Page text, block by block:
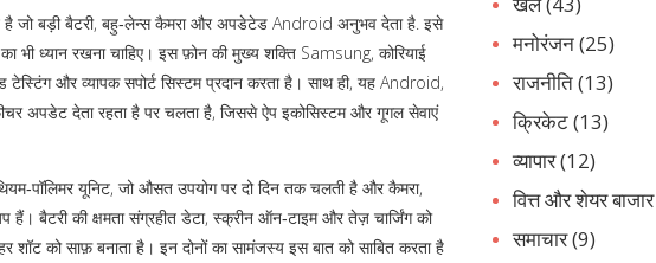
है जो बड़ी बैटरी, बहु‑लेन्स कैमरा और अपडेटेड Android अनुभव देता है. इसे
भी ध्यान रखना चाहिए। इस फ़ोन की मुख्य शक्ति Samsung, कोरियाई
टेस्टिंग और व्यापक सपोर्ट सिस्टम प्रदान करता है। साथ ही, यह Android,
अपडेट देता रहता है पर चलता है, जिससे ऐप इकोसिस्टम और गूगल सेवाएं
यूनिट, जो औसत उपयोग पर दो दिन तक चलती है औरकैमरा,
हैं। बैटरी की क्षमता संग्रहीत डेटा, स्क्रीन ऑन‑टाइम और तेज़ चार्जिंग को
को साफ़ बनाता है। इन दोनों का सामंजस्य इस बात को साबित करता है
मनोरंजन(25)
राजनीति(13)
क्रिकेट(13)
व्यापार(12)
वित्त और शेयर बाजार
समाचार(9)